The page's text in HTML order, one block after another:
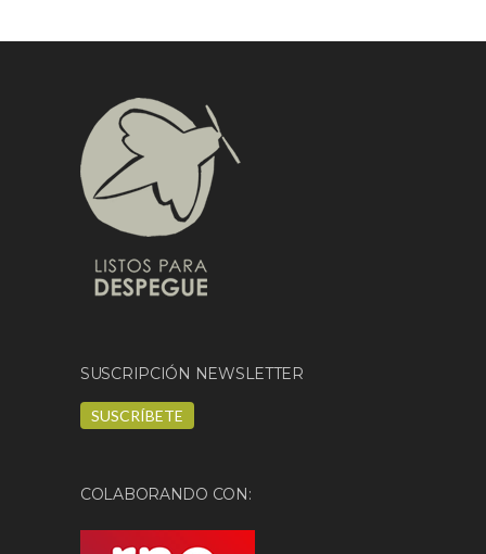
SUSCRIPCIÓN NEWSLETTER
SUSCRÍBETE
COLABORANDO CON: